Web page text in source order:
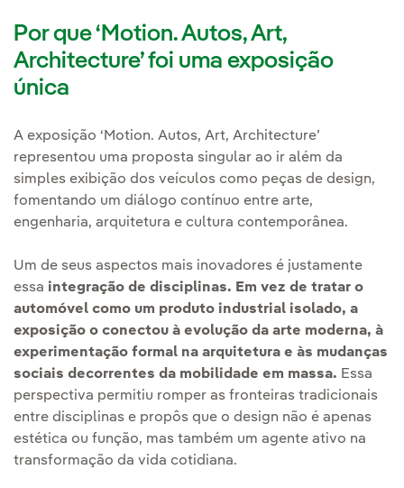
Por que ‘Motion. Autos, Art,
Architecture’ foi uma exposição
única
A exposição ‘Motion. Autos, Art, Architecture’
representou uma proposta singular ao ir além da
simples exibição dos veículos como peças de design,
fomentando um diálogo contínuo entre arte,
engenharia, arquitetura e cultura contemporânea.
Um de seus aspectos mais inovadores é justamente
essa integração de disciplinas. Em vez de tratar o
automóvel como um produto industrial isolado, a
exposição o conectou à evolução da arte moderna, à
experimentação formal na arquitetura e às mudanças
sociais decorrentes da mobilidade em massa. Essa
perspectiva permitiu romper as fronteiras tradicionais
entre disciplinas e propôs que o design não é apenas
estética ou função, mas também um agente ativo na
transformação da vida cotidiana.